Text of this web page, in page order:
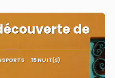
de
15 NUIT(S)